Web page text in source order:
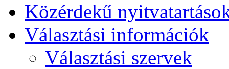
Közérdekű
Választási információk
Választási szervek